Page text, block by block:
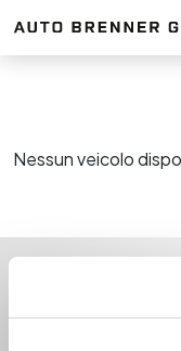
Volkswagen
Škoda
KIA
Promozioni
Promozioni
Nessun veicolo